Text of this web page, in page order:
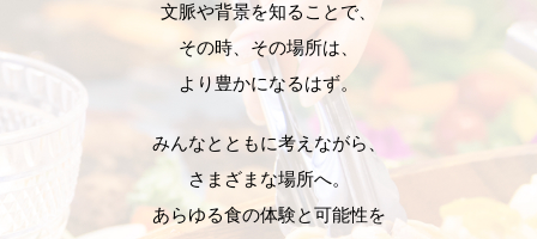
文脈や背景を知ることで、
その時、その場所は、
より豊かになるはず。
みんなとともに考えながら、
さまざまな場所へ。
あらゆる食の体験と可能性を